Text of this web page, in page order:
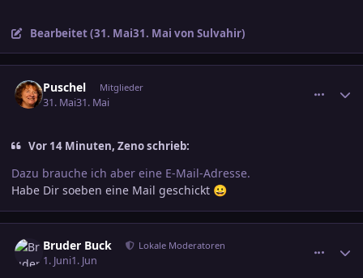
Bearbeitet (31. Mai31. Mai von Sulvahir)
Puschel Mitglieder
31. Mai31. Mai
Vor 14 Minuten, Zeno schrieb:
Dazu brauche ich aber eine E-Mail-Adresse.
Habe Dir soeben eine Mail geschickt 😀
Bruder Buck Lokale Moderatoren
1. Juni1. Jun